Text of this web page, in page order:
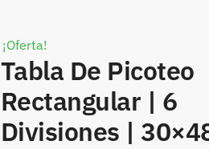
¡Oferta!
Tabla De Picoteo
Rectangular | 6
Divisiones |